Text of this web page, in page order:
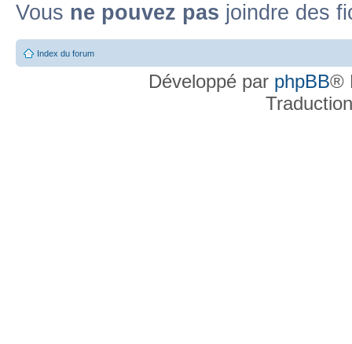
Vous ne pouvez pas joindre des
Index du forum
Développé par phpBB®